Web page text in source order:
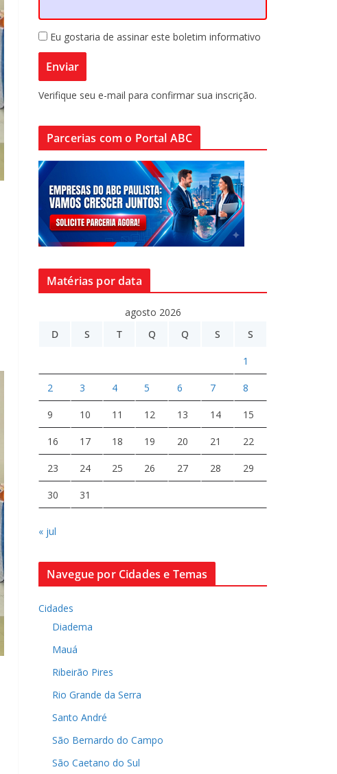
Eu gostaria de assinar este boletim informativo
Verifique seu e-mail para confirmar sua inscrição.
Parcerias com o Portal ABC
Matérias por data
agosto 2026
D
S T Q Q S S
1
2 3 4 5 6 7 8
9 10 11 12 13 14 15
16 17 18 19 20 21 22
23 24 25 26 27 28 29
30 31
« jul
Navegue por Cidades e Temas
Cidades
Diadema
Mauá
Ribeirão Pires
Rio Grande da Serra
Santo André
São Bernardo do Campo
São Caetano do Sul